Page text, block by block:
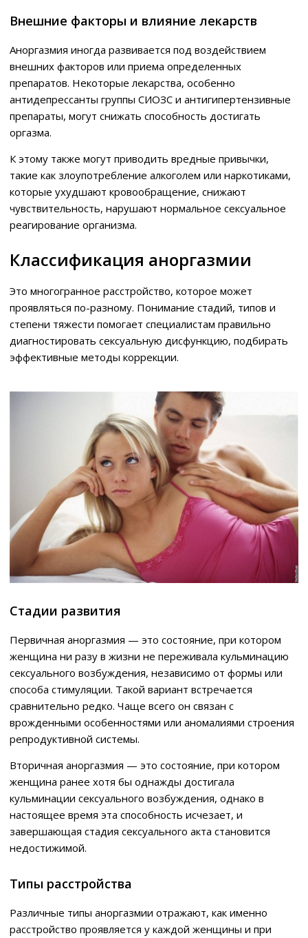
Внешние факторы и влияние лекарств
Аноргазмия иногда развивается под воздействием
внешних факторов или приема определенных
препаратов. Некоторые лекарства, особенно
антидепрессанты группы СИОЗС и антигипертензивные
препараты, могут снижать способность достигать
оргазма.
К этому также могут приводить вредные привычки,
такие как злоупотребление алкоголем или наркотиками,
которые ухудшают кровообращение, снижают
чувствительность, нарушают нормальное сексуальное
реагирование организма.
Классификация аноргазмии
Это многогранное расстройство, которое может
проявляться по-разному. Понимание стадий, типов и
степени тяжести помогает специалистам правильно
диагностировать сексуальную дисфункцию, подбирать
эффективные методы коррекции.
Стадии развития
Первичная аноргазмия — это состояние, при котором
женщина ни разу в жизни не переживала кульминацию
сексуального возбуждения, независимо от формы или
способа стимуляции. Такой вариант встречается
сравнительно редко. Чаще всего он связан с
врожденными особенностями или аномалиями строения
репродуктивной системы.
Вторичная аноргазмия — это состояние, при котором
женщина ранее хотя бы однажды достигала
кульминации сексуального возбуждения, однако в
настоящее время эта способность исчезает, и
завершающая стадия сексуального акта становится
недостижимой.
Типы расстройства
Различные типы аноргазмии отражают, как именно
расстройство проявляется у каждой женщины и при